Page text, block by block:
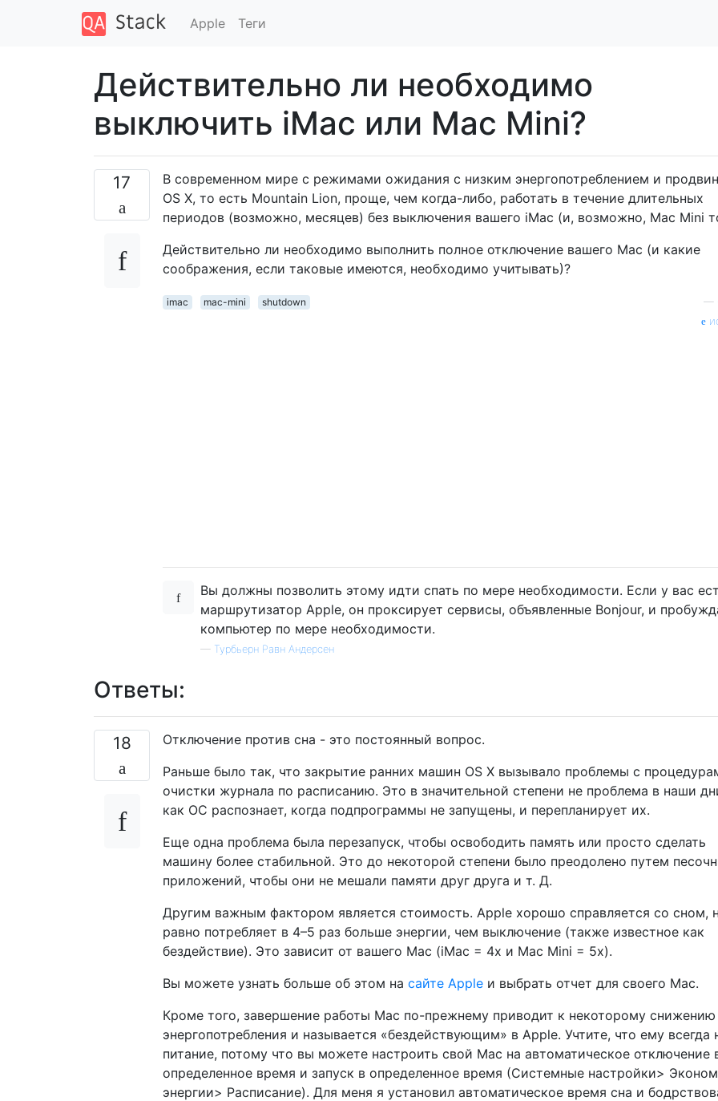
Apple Теги
Действительно ли необходимо
выключить iMac или Mac Mini?
17
В современном мире с режимами ожидания с низким энергопотреблением и
OS X, то есть Mountain Lion, проще, чем когда-либо, работать в течение длительных
периодов (возможно, месяцев) без выключения вашего iMac (и, возможно, Mac Mini
Действительно ли необходимо выполнить полное отключение вашего Mac (и какие
соображения, если таковые имеются, необходимо учитывать)?
imac mac-mini shutdown —
Вы должны позволить этому идти спать по мере необходимости. Если у вас
маршрутизатор Apple, он проксирует сервисы, объявленные Bonjour, и
компьютер по мере необходимости.
— Турбьерн Равн Андерсен
Ответы:
18
Отключение против сна - это постоянный вопрос.
Раньше было так, что закрытие ранних машин OS X вызывало проблемы с
очистки журнала по расписанию. Это в значительной степени не проблема в наши
как ОС распознает, когда подпрограммы не запущены, и перепланирует их.
Еще одна проблема была перезапуск, чтобы освободить память или просто сделать
машину более стабильной. Это до некоторой степени было преодолено путем
приложений, чтобы они не мешали памяти друг друга и т. Д.
Другим важным фактором является стоимость. Apple хорошо справляется со сном,
равно потребляет в 4–5 раз больше энергии, чем выключение (также известное как
бездействие). Это зависит от вашего Mac (iMac = 4x и Mac Mini = 5x).
Вы можете узнать больше об этом на сайте Apple и выбрать отчет для своего Mac.
Кроме того, завершение работы Mac по-прежнему приводит к некоторому снижению
энергопотребления и называется «бездействующим» в Apple. Учтите, что ему всегда
питание, потому что вы можете настроить свой Mac на автоматическое отключение
определенное время и запуск в определенное время (Системные настройки>
энергии> Расписание). Для меня я установил автоматическое время сна и